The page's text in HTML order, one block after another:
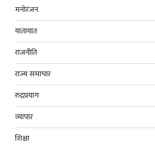
मनोरंजन
यातायात
राजनीति
राज्य समाचार
रुद्रप्रयाग
व्यापार
शिक्षा